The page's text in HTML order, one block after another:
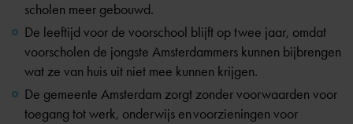
scholen meer gebouwd.
De leeftijd voor de voorschool blijft op twee jaar, omdat
voorscholen de jongste Amsterdammers kunnen bijbrengen
wat ze van huis uit niet mee kunnen krijgen.
De gemeente Amsterdam zorgt zonder voorwaarden voor
toegang tot werk, onderwijs en voorzieningen voor